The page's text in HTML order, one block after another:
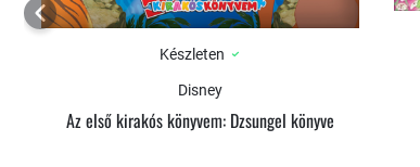
Készleten
Disney
Az első kirakós könyvem: Dzsungel könyve